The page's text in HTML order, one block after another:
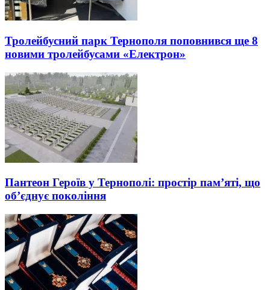
Тролейбусний парк Тернополя поповнився ще 8
новими тролейбусами «Електрон»
Пантеон Героїв у Тернополі: простір пам’яті, що
об’єднує покоління